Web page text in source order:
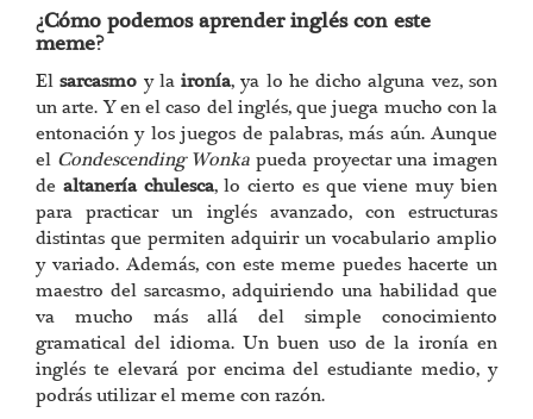
¿Cómo podemos aprender inglés con este
meme?
Elsarcasmo y laironía, ya lo he dicho alguna vez, son
un arte. Y en el caso del inglés, que juega mucho con la
entonación y los juegos de palabras, más aún. Aunque
el Condescending Wonka pueda proyectar una imagen
de altanería chulesca, lo cierto es que viene muy bien
para practicar un inglés avanzado, con estructuras
distintas que permiten adquirir un vocabulario amplio
y variado. Además, con este meme puedes hacerte un
maestro del sarcasmo, adquiriendo una habilidad que
va mucho más allá del simple conocimiento
gramatical del idioma. Un buen uso de la ironía en
inglés te elevará por encima del estudiante medio, y
podrás utilizar el meme con razón.